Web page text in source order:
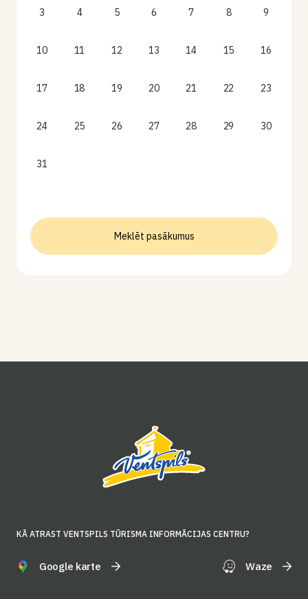
3 4 5 6 7 8 9
10 11 12 13 14 15 16
17 18 19 20 21 22 23
24 25 26 27 28 29 30
31
Meklēt pasākumus
KĀ ATRAST VENTSPILS TŪRISMA INFORMĀCIJAS CENTRU?
Google karte Waze